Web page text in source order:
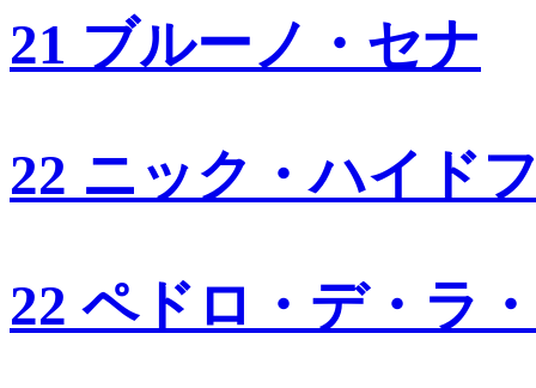
21 ブルーノ・セナ
22 ニック・ハイド
22 ペドロ・デ・ラ